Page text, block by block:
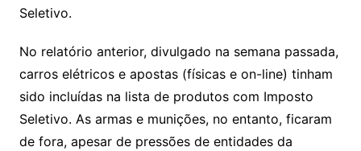
Seletivo.
No relatório anterior, divulgado na semana passada,
carros elétricos e apostas (físicas e on-line) tinham
sido incluídas na lista de produtos com Imposto
Seletivo. As armas e munições, no entanto, ficaram
de fora, apesar de pressões de entidades da